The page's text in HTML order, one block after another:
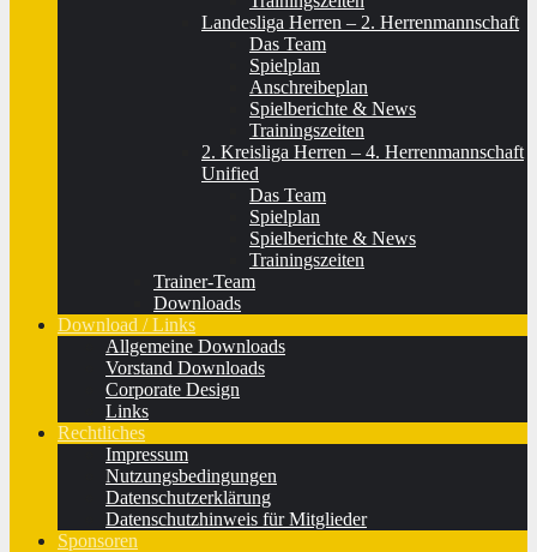
Landesliga Herren – 2. Herrenmannschaft
Das Team
Spielplan
Anschreibeplan
Spielberichte & News
Trainingszeiten
2. Kreisliga Herren – 4. Herrenmannschaft
Unified
Das Team
Spielplan
Spielberichte & News
Trainingszeiten
Trainer-Team
Downloads
Download / Links
Allgemeine Downloads
Vorstand Downloads
Corporate Design
Links
Rechtliches
Impressum
Nutzungsbedingungen
Datenschutzerklärung
Datenschutzhinweis für Mitglieder
Sponsoren